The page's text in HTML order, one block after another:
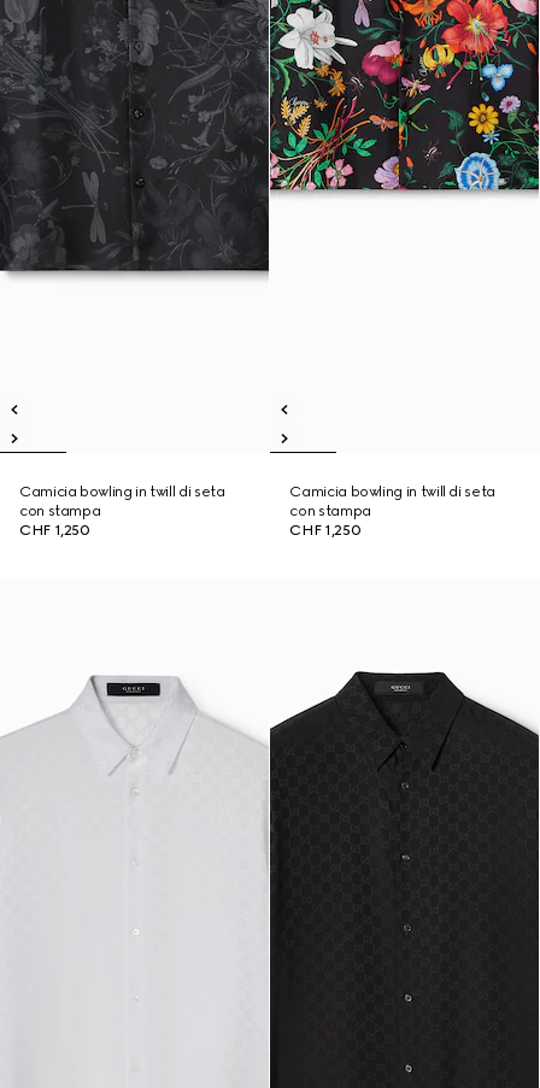
Camicia bowling in twill di seta
con stampa
CHF 1,250
Camicia bowling in twill di seta
con stampa
CHF 1,250